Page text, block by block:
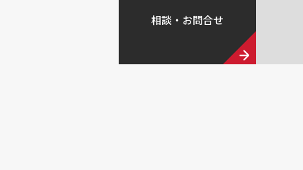
相談・お問合せ